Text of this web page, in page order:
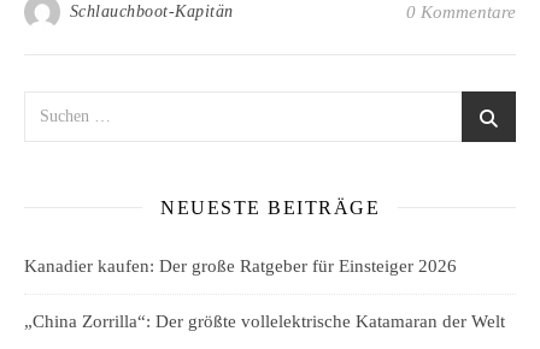
Schlauchboot-Kapitän 0 Kommentare
NEUESTE BEITRÄGE
Kanadier kaufen: Der große Ratgeber für Einsteiger 2026
„China Zorrilla“: Der größte vollelektrische Katamaran der Welt